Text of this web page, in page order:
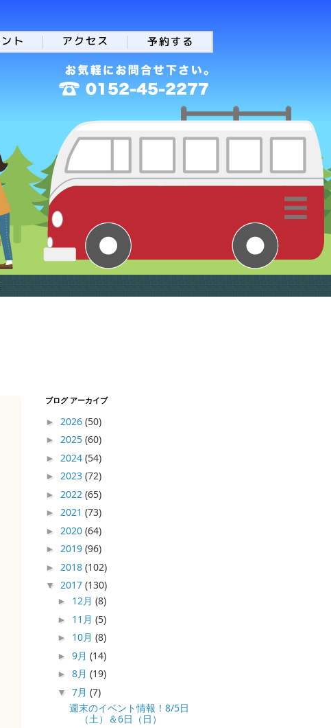
ブログ アーカイブ
► 2026 (50)
► 2025 (60)
► 2024 (54)
► 2023 (72)
► 2022 (65)
► 2021 (73)
► 2020 (64)
► 2019 (96)
► 2018 (102)
▼ 2017 (130)
► 12月 (8)
► 11月 (5)
► 10月 (8)
► 9月 (14)
► 8月 (19)
▼ 7月 (7)
週末のイベント情報！8/5日
（土）＆6日（日）